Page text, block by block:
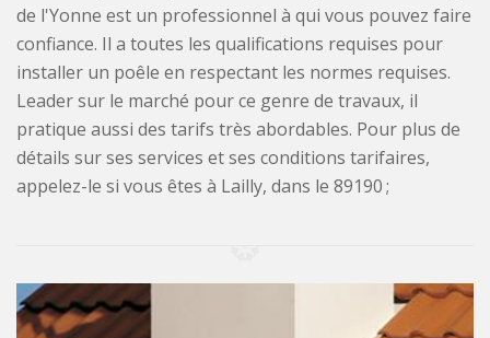
de l'Yonne est un professionnel à qui vous pouvez faire
confiance. Il a toutes les qualifications requises pour
installer un poêle en respectant les normes requises.
Leader sur le marché pour ce genre de travaux, il
pratique aussi des tarifs très abordables. Pour plus de
détails sur ses services et ses conditions tarifaires,
appelez-le si vous êtes à Lailly, dans le 89190 ;